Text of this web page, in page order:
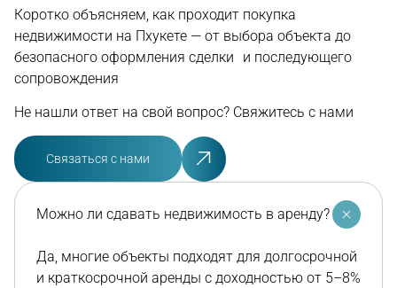
Коротко объясняем, как проходит покупка
недвижимости на Пхукете — от выбора объекта до
безопасного оформления сделки и последующего
сопровождения
Не нашли ответ на свой вопрос? Свяжитесь с нами
Связаться с нами
Можно ли сдавать недвижимость в аренду?
Да, многие объекты подходят для долгосрочной
и краткосрочной аренды с доходностью от 5–8%